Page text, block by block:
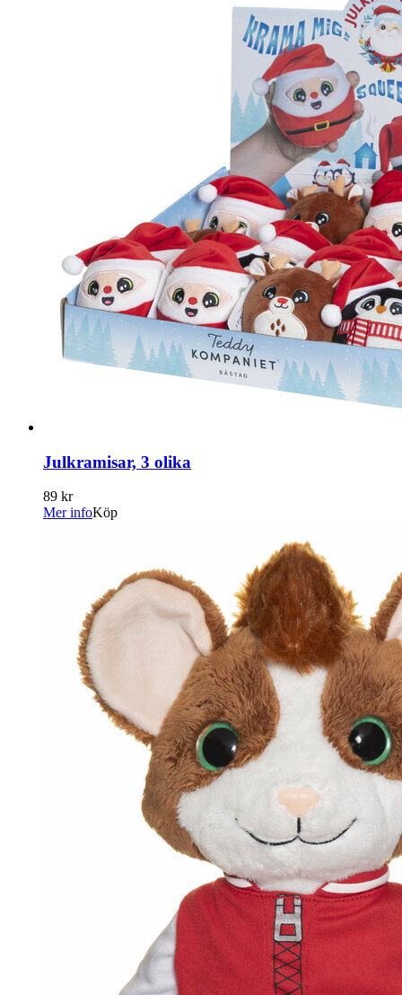
Julkramisar, 3 olika
89 kr
Mer infoKöp